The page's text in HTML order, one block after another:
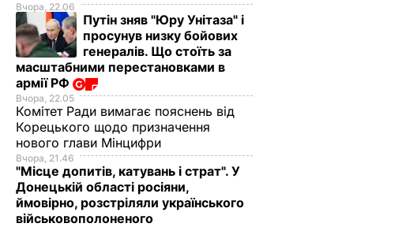
Вчора, 22.06
Путін зняв "Юру Унітаза" і
просунув низку бойових
генералів. Що стоїть за
масштабними перестановками в
армії РФ
Вчора, 22.05
Комітет Ради вимагає пояснень від
Корецького щодо призначення
нового глави Мінцифри
Вчора, 21.46
"Місце допитів, катувань і страт". У
Донецькій області росіяни,
ймовірно, розстріляли українського
військовополоненого